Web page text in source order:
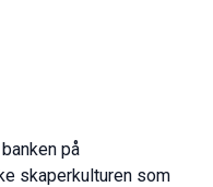
på
skaperkulturen som